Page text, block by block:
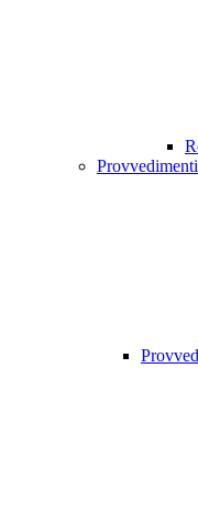
Provvedimenti